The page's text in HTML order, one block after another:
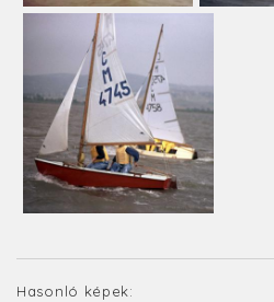
Hasonló képek: